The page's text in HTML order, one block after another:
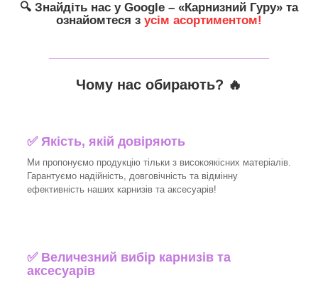
🔍 Знайдіть нас у Google – «Карнизний Гуру» та
ознайомтеся з усім асортиментом!
Чому нас обирають? 🔥
✅Якість, якій довіряють
Ми пропонуємо продукцію тільки з високоякісних матеріалів.
Гарантуємо надійність, довговічність та відмінну
ефективність наших карнизів та аксесуарів!​
✅ Величезний вибір карнизів та
аксесуарів